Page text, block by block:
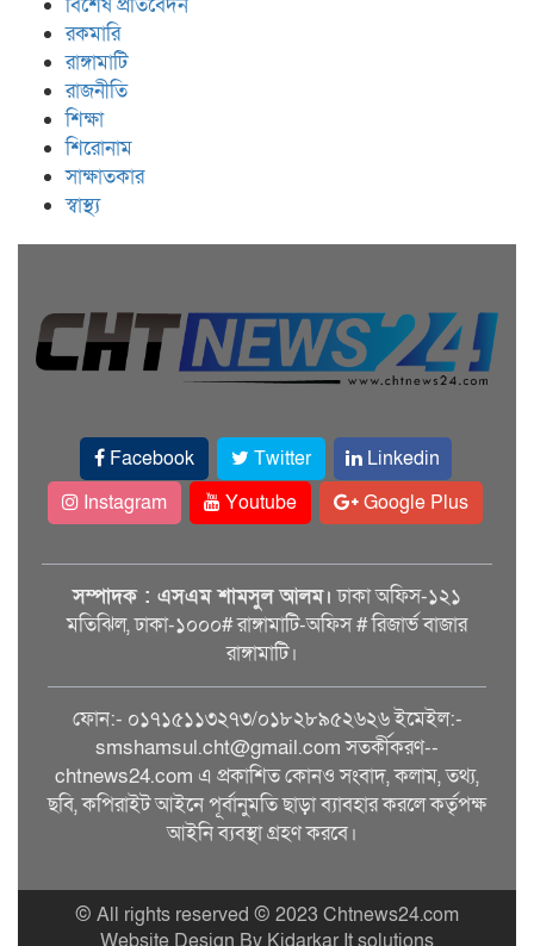
বিশেষ প্রতিবেদন
রকমারি
রাঙ্গামাটি
রাজনীতি
শিক্ষা
শিরোনাম
সাক্ষাতকার
স্বাস্থ্য
Facebook Twitter
Linkedin
Instagram
Youtube Google Plus
সম্পাদক : এসএম শামসুল আলম। ঢাকা অফিস-১২১
মতিঝিল, ঢাকা-১০০০# রাঙ্গামাটি-অফিস # রিজার্ভ বাজার
রাঙ্গামাটি।
ফোন:- ০১৭১৫১১৩২৭৩/০১৮২৮৯৫২৬২৬ ইমেইল:-
smshamsul.cht@gmail.com সতর্কীকরণ--
chtnews24.com এ প্রকাশিত কোনও সংবাদ, কলাম, তথ্য,
ছবি, কপিরাইট আইনে পূর্বানুমতি ছাড়া ব্যাবহার করলে কর্তৃপক্ষ
আইনি ব্যবস্থা গ্রহণ করবে।
© All rights reserved © 2023 Chtnews24.com